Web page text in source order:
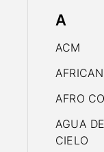
A
ACM
AFRO
AGUA DE
CIELO